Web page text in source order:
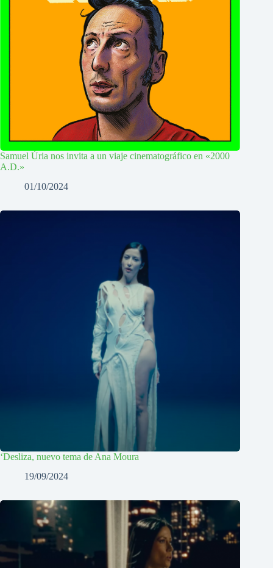
Samuel Úria nos invita a un viaje cinematográfico en «2000
A.D.»
01/10/2024
‘Desliza, nuevo tema de Ana Moura
19/09/2024